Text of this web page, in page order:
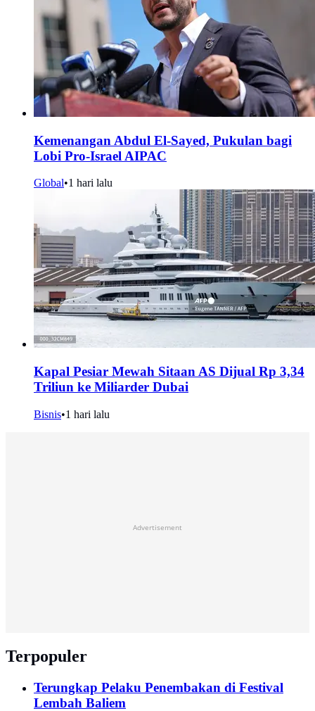
Kemenangan Abdul El-Sayed, Pukulan bagi
Lobi Pro-Israel AIPAC
Global•1 hari lalu
Kapal Pesiar Mewah Sitaan AS Dijual Rp 3,34
Triliun ke Miliarder Dubai
Bisnis•1 hari lalu
Advertisement
Terpopuler
Terungkap Pelaku Penembakan di Festival
Lembah Baliem